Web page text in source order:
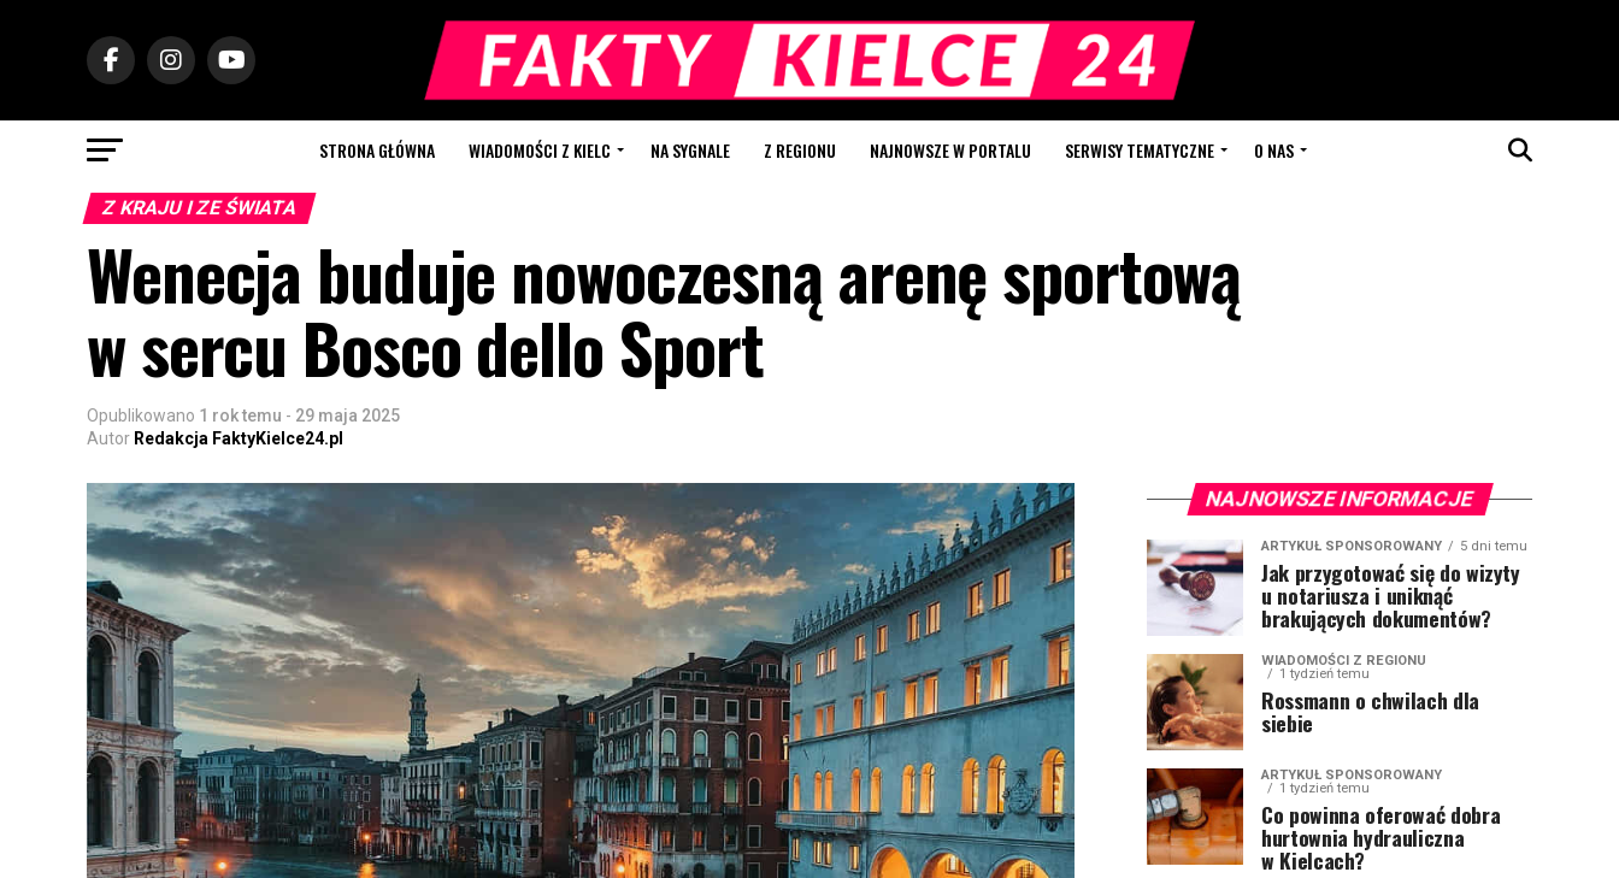
STRONA GŁÓWNA WIADOMOŚCI Z KIELC NA SYGNALE Z REGIONU NAJNOWSZE W PORTALU SERWISY TEMATYCZNE O NAS
Z KRAJU I ZE ŚWIATA
Wenecja buduje nowoczesną arenę sportową
w sercu Bosco dello Sport
Opublikowano 1 rok temu - 29 maja 2025
Autor Redakcja FaktyKielce24.pl
NAJNOWSZE INFORMACJE
ARTYKUŁ SPONSOROWANY 5 dni temu
Jak przygotować się do wizyty
u notariusza i uniknąć
brakujących dokumentów?
WIADOMOŚCI Z REGIONU
1 tydzień temu
Rossmann o chwilach dla
siebie
ARTYKUŁ SPONSOROWANY
1 tydzień temu
Co powinna oferować dobra
hurtownia hydrauliczna
w Kielcach?